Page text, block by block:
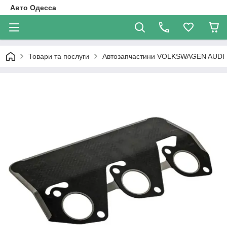
Авто Одесса
Товари та послуги Автозапчастини VOLKSWAGEN AUDI